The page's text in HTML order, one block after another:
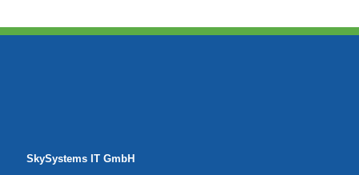
SkySystems IT GmbH